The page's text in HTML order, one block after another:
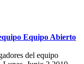
Equipo Abierto
del equipo